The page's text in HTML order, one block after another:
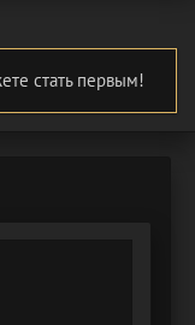
стать первым!